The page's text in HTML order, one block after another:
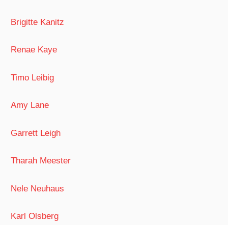
Brigitte Kanitz
Renae Kaye
Timo Leibig
Amy Lane
Garrett Leigh
Tharah Meester
Nele Neuhaus
Karl Olsberg